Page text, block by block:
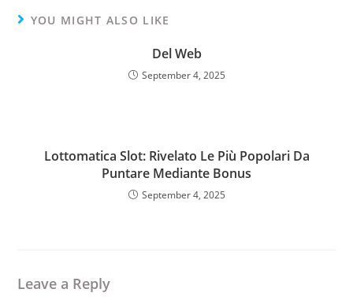
YOU MIGHT ALSO LIKE
Del Web
September 4, 2025
Lottomatica Slot: Rivelato Le Più Popolari Da
Puntare Mediante Bonus
September 4, 2025
Leave a Reply